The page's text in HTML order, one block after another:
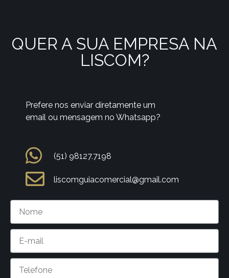
QUER A SUA EMPRESA NA
LISCOM?
Prefere nos enviar diretamente um
email ou mensagem no Whatsapp?
(51) 98127.7198
liscomguiacomercial@gmail.com